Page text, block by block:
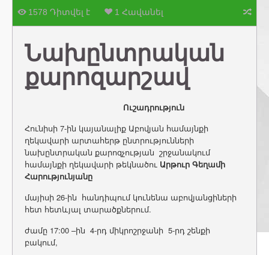
1578 Դիտվել է 1 Հավանել
Նախընտրական
քարոզարշավ
Ուշադրություն
Հունիսի 7-ին կայանալիք Աբովյան համայնքի
ղեկավարի արտահերթ ընտրությունների
նախընտրական քարոզչության շրջանակում
համայնքի ղեկավարի թեկնածու Արթուր Գեղամի
Հարությունյանը
մայիսի 26-ին հանդիպում կունենա աբովյանցիների
հետ հետևյալ տարածքներում.
ժամը 17:00 –ին 4-րդ միկրոշրջանի 5-րդ շենքի
բակում,